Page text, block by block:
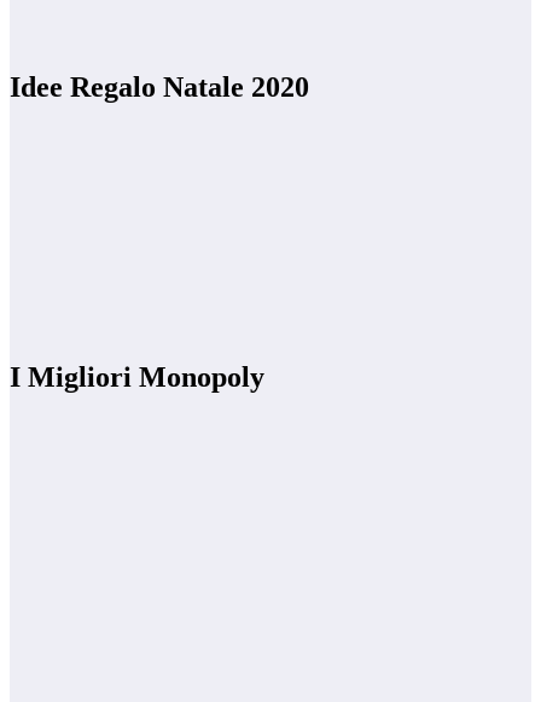
Idee Regalo Natale 2020
I Migliori Monopoly